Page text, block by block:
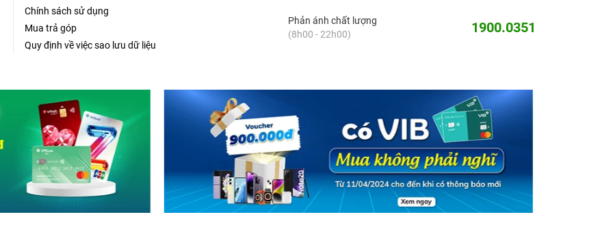
Chính sách sử dụng
Mua trả góp
Quy định về việc sao lưu dữ liệu
Phản ánh chất lượng
(8h00 - 22h00)
1900.0351